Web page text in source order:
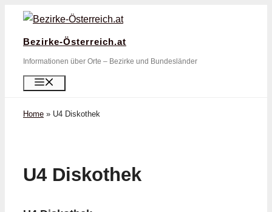
Zum
springen
Bezirke-Österreich.at
Informationen über Orte – Bezirke und Bundesländer
Home » U4 Diskothek
U4 Diskothek